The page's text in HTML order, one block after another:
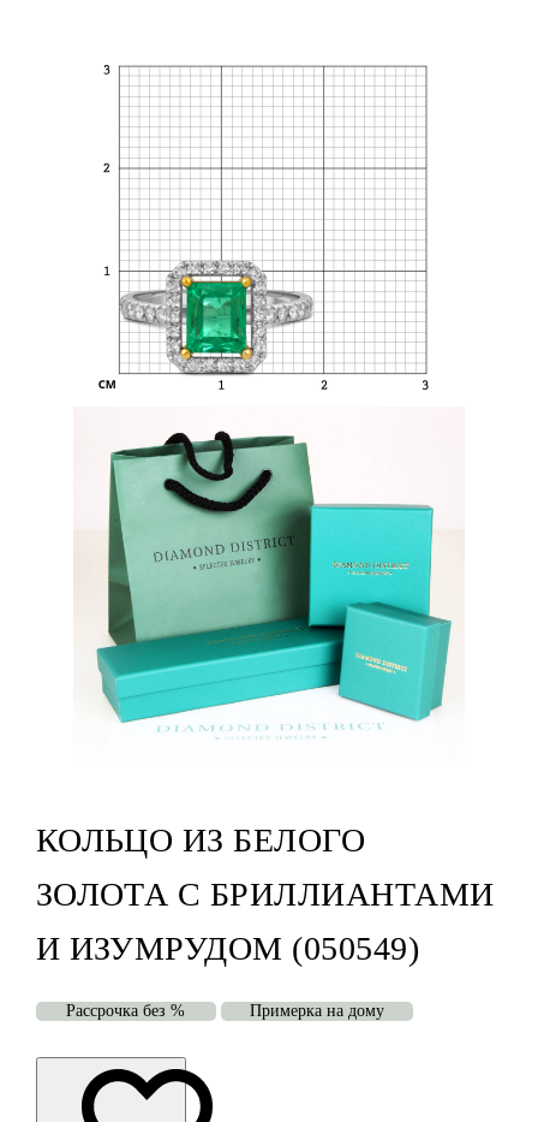
КОЛЬЦО ИЗ БЕЛОГО
ЗОЛОТА С БРИЛЛИАНТАМИ
И ИЗУМРУДОМ (050549)
Рассрочка без % Примерка на дому